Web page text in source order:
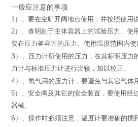
一般应注意的事项
1） 、要在空旷开阔地点使用，并按照使用
2） 、查明刻于主体容器上的试验压力、使
要在压力釜容许的压力、使用温度范围内使
3 ） 、压力计所使用的压力，在其标明压力
力计与标准压力计进行比较，加以校正。
4） 、氧气用的压力计，要避免与其它气体
5） 、安全阀及其它的安全装置，要使用经
器械。
6 ） 、操作时必须注意，温度计要准确的插